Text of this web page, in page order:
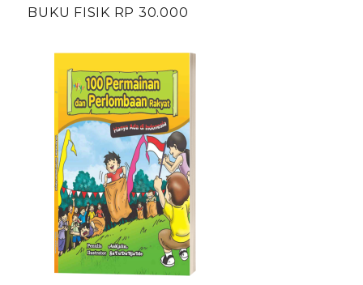
BUKU FISIK RP 30.000